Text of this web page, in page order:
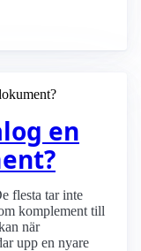
en
flesta tar inte
komplement till
när
upp en nyare